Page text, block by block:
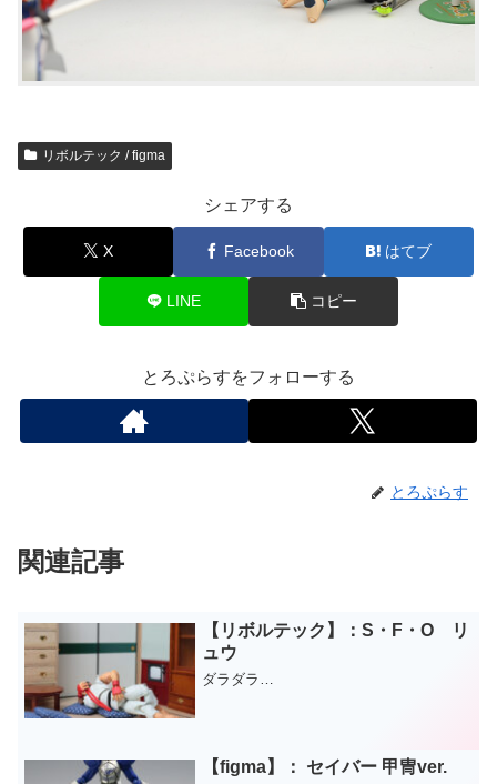
リボルテック / figma
シェアする
X Facebook はてブ
LINE コピー
とろぷらすをフォローする
とろぷらす
関連記事
【リボルテック】：S・F・O リ
ュウ
ダラダラ…
【figma】： セイバー 甲冑ver.